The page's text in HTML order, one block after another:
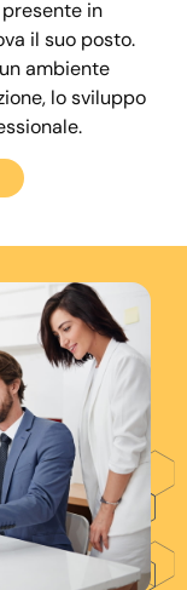
in
il suo posto.
ambiente
lo sviluppo